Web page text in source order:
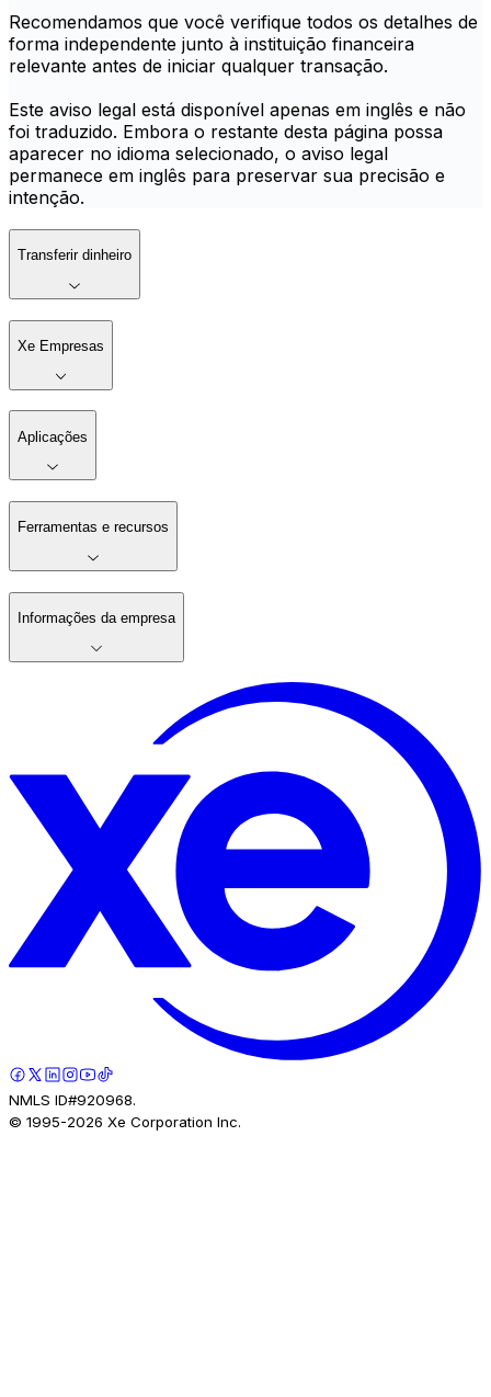
Recomendamos que você verifique todos os detalhes de
forma independente junto à instituição financeira
relevante antes de iniciar qualquer transação.
Este aviso legal está disponível apenas em inglês e não
foi traduzido. Embora o restante desta página possa
aparecer no idioma selecionado, o aviso legal
permanece em inglês para preservar sua precisão e
intenção.
Transferir dinheiro
Xe Empresas
Aplicações
Ferramentas e recursos
Informações da empresa
NMLS ID#920968.
© 1995-2026 Xe Corporation Inc.